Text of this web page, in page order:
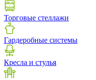
Торговые стеллажи
Гардеробные системы
Кресла и стулья